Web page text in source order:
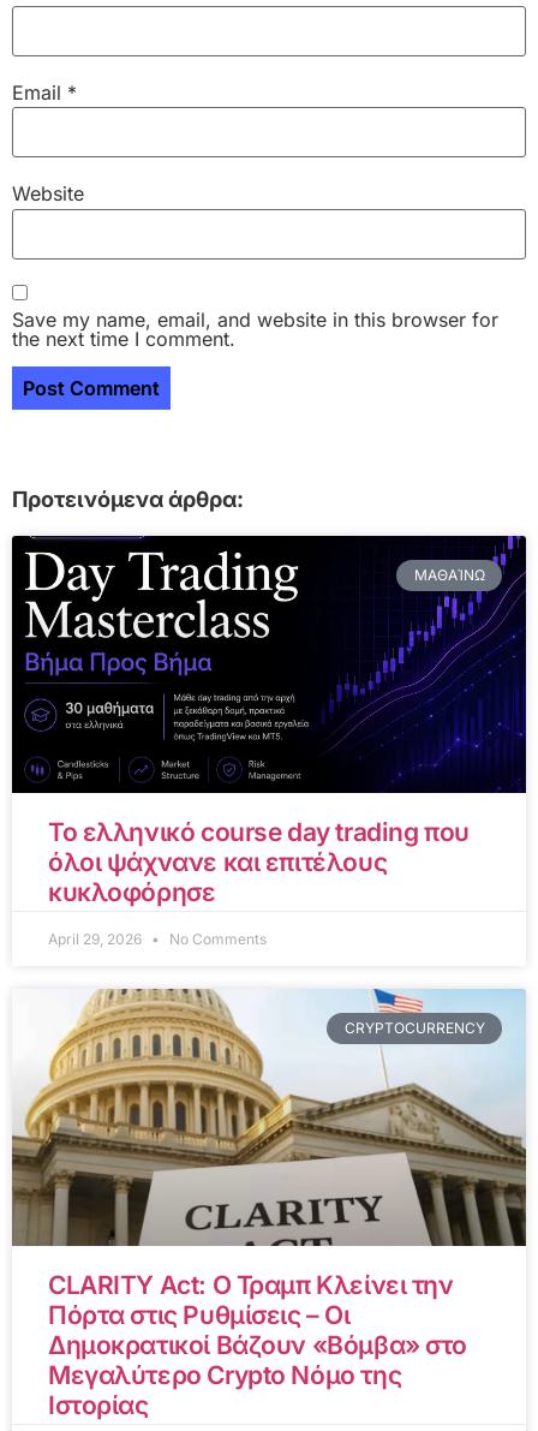
Email *
Website
Save my name, email, and website in this browser for
the next time I comment.
Προτεινόμενα άρθρα:
ΜΑΘΑΊΝΩ
Το ελληνικό course day trading που
όλοι ψάχνανε και επιτέλους
κυκλοφόρησε
April 29, 2026 No Comments
CRYPTOCURRENCY
CLARITY Act: Ο Τραμπ Κλείνει την
Πόρτα στις Ρυθμίσεις – Οι
Δημοκρατικοί Βάζουν «Βόμβα» στο
Μεγαλύτερο Crypto Νόμο της
Ιστορίας